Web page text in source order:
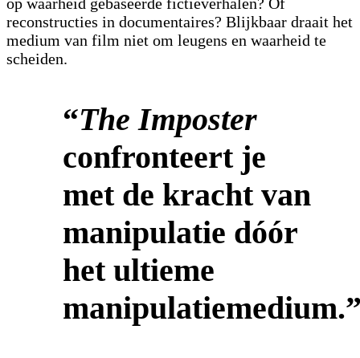
op waarheid gebaseerde fictieverhalen? Of
reconstructies in documentaires? Blijkbaar draait het
medium van film niet om leugens en waarheid te
scheiden.
“The Imposter
confronteert je
met de kracht van
manipulatie dóór
het ultieme